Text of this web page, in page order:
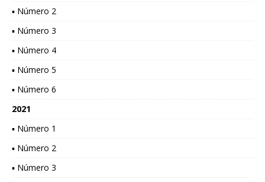
▪ Número 2
▪ Número 3
▪ Número 4
▪ Número 5
▪ Número 6
2021
▪ Número 1
▪ Número 2
▪ Número 3